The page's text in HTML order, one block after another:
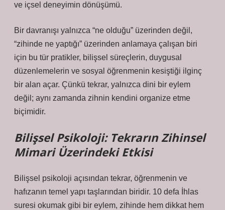
ve içsel deneyimin dönüşümü.
Bir davranışı yalnızca “ne olduğu” üzerinden değil,
“zihinde ne yaptığı” üzerinden anlamaya çalışan biri
için bu tür pratikler, bilişsel süreçlerin, duygusal
düzenlemelerin ve sosyal öğrenmenin kesiştiği ilginç
bir alan açar. Çünkü tekrar, yalnızca dini bir eylem
değil; aynı zamanda zihnin kendini organize etme
biçimidir.
Bilişsel Psikoloji: Tekrarın Zihinsel
Mimari Üzerindeki Etkisi
Bilişsel psikoloji açısından tekrar, öğrenmenin ve
hafızanın temel yapı taşlarından biridir. 10 defa İhlas
suresi okumak gibi bir eylem, zihinde hem dikkat hem